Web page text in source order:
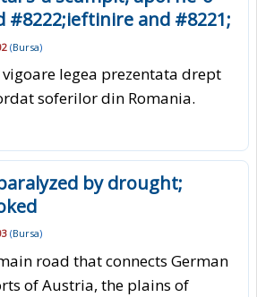
#8222;ieftinire and #8221;
(Bursa)
legea prezentata drept
soferilor din Romania.
by drought;
(Bursa)
road that connects German
of Austria, the plains of